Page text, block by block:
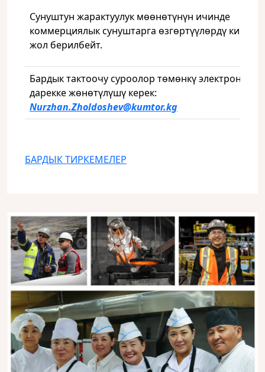
Сунуштун жарактуулук мөөнөтүнүн ичинде
коммерциялык сунуштарга өзгөртүүлөрдү
жол берилбейт.
Бардык тактоочу суроолор төмөнкү электрондук
дарекке жөнөтүлүшү керек:
Nurzhan.Zholdoshev@kumtor.kg
БАРДЫК ТИРКЕМЕЛЕР